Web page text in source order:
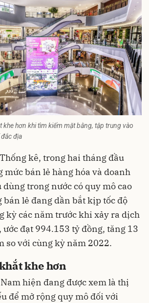
khe hơn khi tìm kiếm mặt bằng, tập trung vào
địa
kê, trong hai tháng đầu
mức bán lẻ hàng hóa và doanh
trong nước có quy mô cao
lẻ đang dần bắt kịp tốc độ
kỳ các năm trước khi xảy ra dịch
đạt 994.153 tỷ đồng, tăng 13
so với cùng kỳ năm 2022.
khe hơn
hiện đang được xem là thị
để mở rộng quy mô đối với